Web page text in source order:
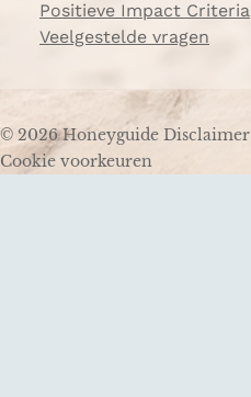
Positieve Impact Criteria
Veelgestelde vragen
© 2026 Honeyguide Disclaimer
Cookie voorkeuren